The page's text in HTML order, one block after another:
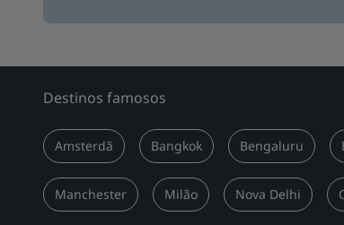
Destinos famosos
Amsterdã Bangkok Bengaluru
Manchester Milão Nova Delhi